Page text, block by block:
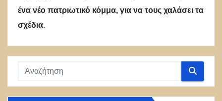
ένα νέο πατριωτικό κόμμα, για να τους χαλάσει τα
σχέδια.